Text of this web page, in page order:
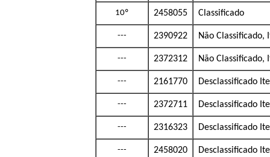
10º 2458055 Classificado
--- 2390922 Não Classificado,
--- 2372312 Não Classificado,
--- 2161770 Desclassificado
--- 2372711 Desclassificado
--- 2316323 Desclassificado
--- 2458020 Desclassificado